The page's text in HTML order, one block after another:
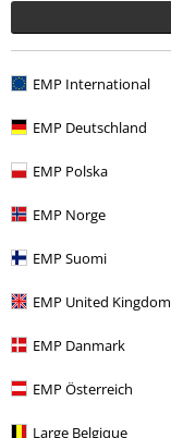
EMP International
EMP Deutschland
EMP Polska
EMP Norge
EMP Suomi
EMP United Kingdom
EMP Danmark
EMP Österreich
Large Belgique
Jakość
Szerokość
Za wąski
Za krótki
Czy ta opinia okazała